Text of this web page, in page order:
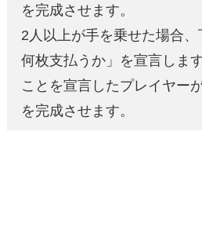
を完成させます。
2人以上が手を乗せた場合
何枚支払うか」を宣言しま
ことを宣言したプレイヤー
を完成させます。